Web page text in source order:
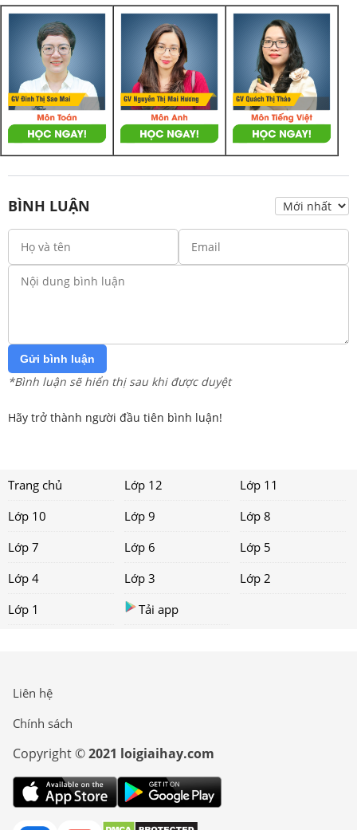
BÌNH LUẬN
Gửi bình luận
*Bình luận sẽ hiển thị sau khi được duyệt
Hãy trở thành người đầu tiên bình luận!
Trang chủ Lớp 12
Lớp 11
Lớp 10
Lớp 9
Lớp 8
Lớp 7
Lớp 6
Lớp 5
Lớp 4
Lớp 3
Lớp 2
Lớp 1
Tải app
Liên hệ
Chính sách
Copyright ©2021 loigiaihay.com